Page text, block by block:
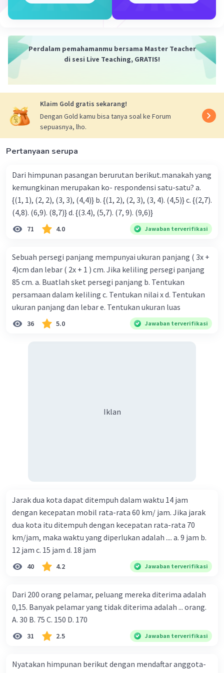
Perdalam pemahamanmu bersama Master Teacher
di sesi Live Teaching, GRATIS!
Klaim Gold gratis sekarang!
Dengan Gold kamu bisa tanya soal ke Forum
sepuasnya, lho.
Pertanyaan serupa
Dari himpunan pasangan berurutan berikut.manakah yang
kemungkinan merupakan ko- respondensi satu-satu? a.
{(1, 1), (2, 2), (3, 3), (4,4)} b. {(1, 2), (2, 3), (3, 4). (4,5)} c. {(2,7).
(4,8). (6,9). (8,7)} d. {(3.4), (5,7). (7, 9). (9,6)}
71 4.0 Jawaban terverifikasi
Sebuah persegi panjang mempunyai ukuran panjang ( 3x +
4)cm dan lebar ( 2x + 1 ) cm. Jika keliling persegi panjang
85 cm. a. Buatlah sket persegi panjang b. Tentukan
persamaan dalam keliling c. Tentukan nilai x d. Tentukan
ukuran panjang dan lebar e. Tentukan ukuran luas
36 5.0 Jawaban terverifikasi
Iklan
Jarak dua kota dapat ditempuh dalam waktu 14 jam
dengan kecepatan mobil rata-rata 60 km/ jam. Jika jarak
dua kota itu ditempuh dengan kecepatan rata-rata 70
km/jam, maka waktu yang diperlukan adalah .... a. 9 jam b.
12 jam c. 15 jam d. 18 jam
40 4.2 Jawaban terverifikasi
Dari 200 orang pelamar, peluang mereka diterima adalah
0,15. Banyak pelamar yang tidak diterima adalah ... orang.
A. 30 B. 75 C. 150 D. 170
31 2.5 Jawaban terverifikasi
Nyatakan himpunan berikut dengan mendaftar anggota-